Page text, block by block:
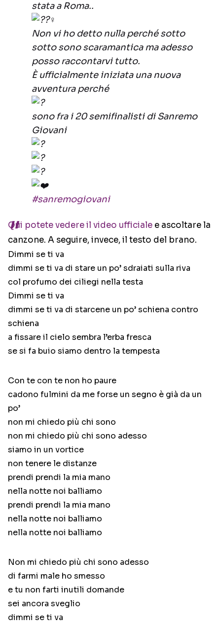
stata a Roma..
Non vi ho detto nulla perché sotto
sotto sono scaramantica ma adesso
posso raccontarvi tutto.
È ufficialmente iniziata una nuova
avventura perché
sono fra i 20 semifinalisti di Sanremo
Giovani
#sanremogiovani
Qui potete vedere il video ufficiale e ascoltare la
canzone. A seguire, invece, il testo del brano.
Dimmi se ti va
dimmi se ti va di stare un po’ sdraiati sulla riva
col profumo dei ciliegi nella testa
Dimmi se ti va
dimmi se ti va di starcene un po’ schiena contro
schiena
a fissare il cielo sembra l’erba fresca
se si fa buio siamo dentro la tempesta
Con te con te non ho paure
cadono fulmini da me forse un segno è già da un
po’
non mi chiedo più chi sono
non mi chiedo più chi sono adesso
siamo in un vortice
non tenere le distanze
prendi prendi la mia mano
nella notte noi balliamo
prendi prendi la mia mano
nella notte noi balliamo
nella notte noi balliamo
Non mi chiedo più chi sono adesso
di farmi male ho smesso
e tu non farti inutili domande
sei ancora sveglio
dimmi se ti va